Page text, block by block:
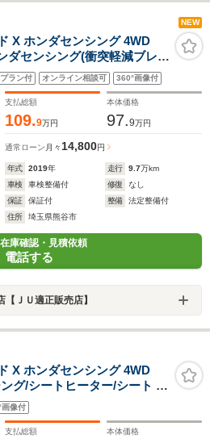
NEW
X ホンダセンシング 4WD
ダセンシング(衝突軽減ブレ-
行車発進告知/誤発進抑制/ア
イビーム)/LED/シートヒー
バックカメラ
ラン付 オンライン相談可 360°画像付
支払総額
109.9万円
本体価格
97.9万円
通常ローン 月々 14,800円
年式 2019年 走行 9.7万km
車検
車検整備付 修復
なし
保証
保証付 整備
法定整備付
住所
埼玉県熊谷市
庫確認・見積依頼
電話する
ＪＵ適正販売店】
X ホンダセンシング 4WD
グ/シートヒーター/シート ハ
ー 純正/ヘッドランプ
付ABS/横滑り防止装置
画像付
支払総額 本体価格